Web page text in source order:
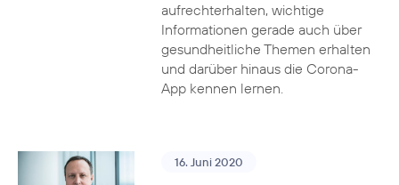
aufrechterhalten, wichtige
Informationen gerade auch über
gesundheitliche Themen erhalten
und darüber hinaus die Corona-
App kennen lernen.
16. Juni 2020